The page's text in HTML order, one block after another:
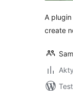
A
create